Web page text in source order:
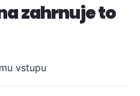
zahrnuje to
vstupu